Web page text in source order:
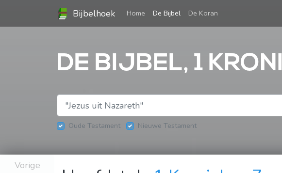
Bijbelhoek Home (current)
De Bijbel De Koran
DE BIJBEL, 1
Oude Testament Nieuwe Testament
Vorige